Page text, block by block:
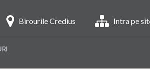
Birourile Credius Intra pe